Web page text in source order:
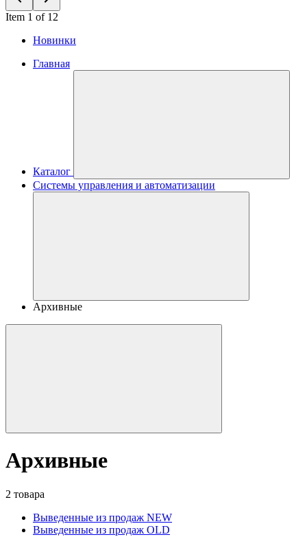
Item 1 of 12
Новинки
Главная
Каталог
Системы управления и автоматизации
Архивные
Архивные
2 товара
Выведенные из продаж NEW
Выведенные из продаж OLD